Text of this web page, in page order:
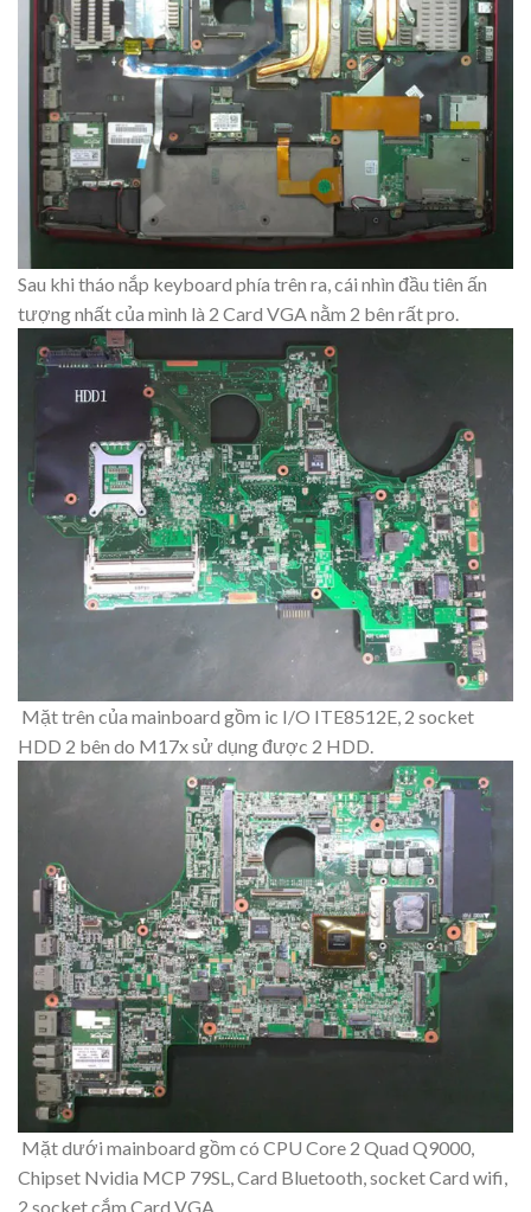
Sau khi tháo nắp keyboard phía trên ra, cái nhìn đầu tiên ấn
tượng nhất của mình là 2 Card VGA nằm 2 bên rất pro.
Mặt trên của mainboard gồm ic I/O ITE8512E, 2 socket
HDD 2 bên do M17x sử dụng được 2 HDD.
Mặt dưới mainboard gồm có CPU Core 2 Quad Q9000,
Chipset Nvidia MCP 79SL, Card Bluetooth, socket Card wifi,
2 socket cắm Card VGA.